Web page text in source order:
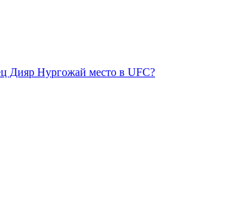
Дияр Нургожай место в UFC?